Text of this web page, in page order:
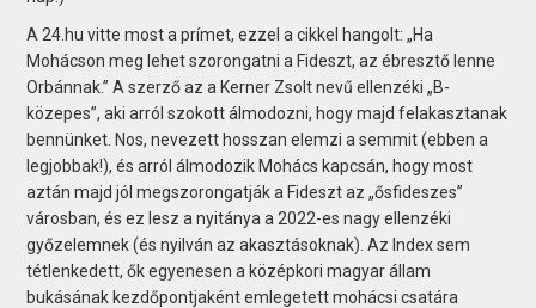
A 24.hu vitte most a prímet, ezzel a cikkel hangolt: „Ha
Mohácson meg lehet szorongatni a Fideszt, az ébresztő lenne
Orbánnak.” A szerző az a Kerner Zsolt nevű ellenzéki „B-
közepes”, aki arról szokott álmodozni, hogy majd felakasztanak
bennünket. Nos, nevezett hosszan elemzi a semmit (ebben a
legjobbak!), és arról álmodozik Mohács kapcsán, hogy most
aztán majd jól megszorongatják a Fideszt az „ősfideszes”
városban, és ez lesz a nyitánya a 2022-es nagy ellenzéki
győzelemnek (és nyilván az akasztásoknak). Az Index sem
tétlenkedett, ők egyenesen a középkori magyar állam
bukásának kezdőpontjaként emlegetett mohácsi csatára